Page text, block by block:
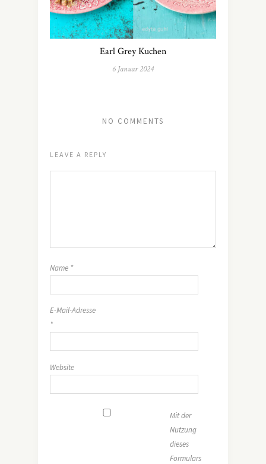
Earl Grey Kuchen
6 Januar 2024
NO COMMENTS
LEAVE A REPLY
Name *
E-Mail-Adresse
*
Website
Mit der
Nutzung
dieses
Formulars